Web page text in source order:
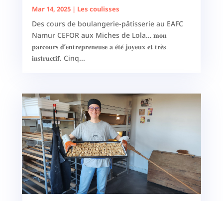
Mar 14, 2025| Les coulisses
Des cours de boulangerie-pâtisserie au EAFC
Namur CEFOR aux Miches de Lola… 𝐦𝐨𝐧
𝐩𝐚𝐫𝐜𝐨𝐮𝐫𝐬 𝐝’𝐞𝐧𝐭𝐫𝐞𝐩𝐫𝐞𝐧𝐞𝐮𝐬𝐞 𝐚 𝐞́𝐭𝐞́ 𝐣𝐨𝐲𝐞𝐮𝐱 𝐞𝐭 𝐭𝐫𝐞̀𝐬
𝐢𝐧𝐬𝐭𝐫𝐮𝐜𝐭𝐢𝐟. Cinq...